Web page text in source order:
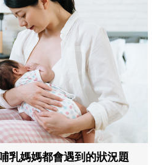
乳媽媽都會遇到的狀況題